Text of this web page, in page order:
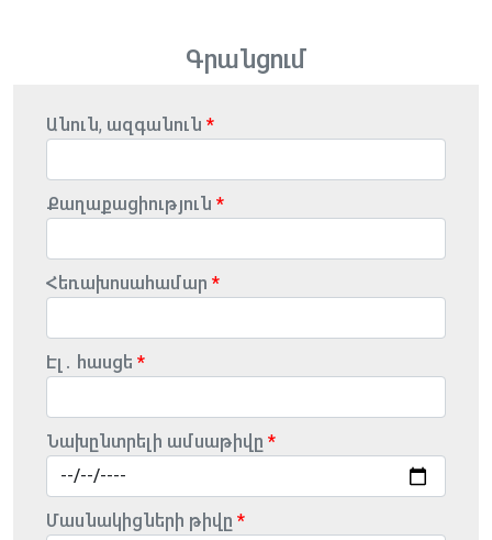
Գրանցում
Անուն, ազգանուն
Քաղաքացիություն
Հեռախոսահամար
Էլ․ հասցե
Նախընտրելի ամսաթիվը
Մասնակիցների թիվը